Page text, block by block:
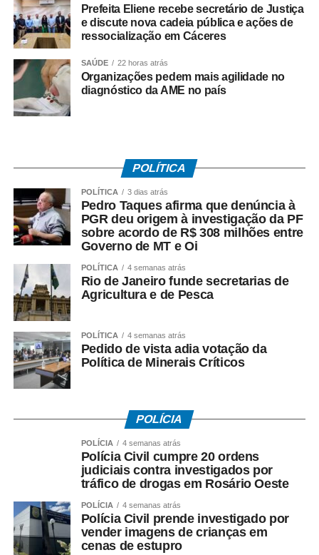
receber visitantes por meio de elevador; e a Casa da
Marcenaria Brasileira, de João Panaggio, equipada com
plataforma elevatória para percursos completos. Outros
ambientes, como o banheiro Galeria (Carlos Navarro) e o
Spa Raízes (Marcos Serrano Miralles), também contam
com adaptações específicas.
Mapas táteis, audiodescrição e carrinhos motorizados
estão disponíveis ao longo do circuito. O atendimento em
Língua Brasileira de Sinais (Libras) para visitantes surdos
é realizado em parceria com a ICOM, empresa
especializada em comunicação acessível.
(2024‑2026), o Selo de Acessibilidade da CPA, em razão
de recursos como rampas, elevadores, mapas táteis e
audiodescrição. Darlan Firmato, Diretor de Operações da
CASACOR São Paulo, afirmou que a preocupação com a
inclusão tem mais de duas décadas: “A CASACOR busca
ser acessível há 21 anos, carregando, nessa missão,
pioneirismo e a obrigação universal de fazer da maior
Américas um exemplo ao receber bem pessoas com
deficiência motora, visual e auditiva”.
Silvana Cambiaghi, arquiteta e consultora de
acessibilidade da mostra desde 2005, destacou que a
mas como conceito integrado ao planejamento e à
montagem dos ambientes: “Transformar a CASACOR em
uma mostra acessível é um processo que começa muito
Prefeita Eliene recebe secretário de Justiça
e discute nova cadeia pública e ações de
ressocialização em Cáceres
SAÚDE 22 horas atrás
Organizações pedem mais agilidade no
diagnóstico da AME no país
POLÍTICA
POLÍTICA 3 dias atrás
Pedro Taques afirma que denúncia à
PGR deu origem à investigação da PF
sobre acordo de R$ 308 milhões entre
Governo de MT e Oi
POLÍTICA 4 semanas atrás
Rio de Janeiro funde secretarias de
Agricultura e de Pesca
POLÍTICA 4 semanas atrás
Pedido de vista adia votação da
Política de Minerais Críticos
POLÍCIA
POLÍCIA 4 semanas atrás
Polícia Civil cumpre 20 ordens
judiciais contra investigados por
tráfico de drogas em Rosário Oeste
POLÍCIA 4 semanas atrás
Polícia Civil prende investigado por
vender imagens de crianças em
cenas de estupro